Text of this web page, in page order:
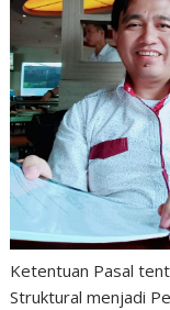
Ketentuan Pasal
Struktural menjadi